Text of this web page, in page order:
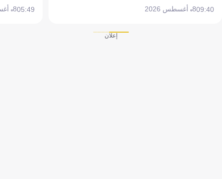
09:408 أغسطس 2026 05:498 أغسطس 2026
إعلان